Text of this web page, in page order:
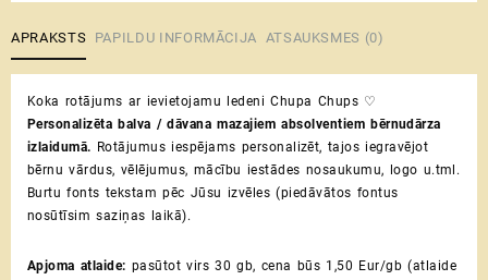
rotājums
ar
ledeni
Chupa
Chups
♡
Izlaiduma
dāvana
daudzums
APRAKSTS PAPILDU INFORMĀCIJA ATSAUKSMES (0)
Koka rotājums ar ievietojamu ledeni Chupa Chups ♡
Personalizēta balva / dāvana mazajiem absolventiem bērnudārza
izlaidumā. Rotājumus iespējams personalizēt, tajos iegravējot
bērnu vārdus, vēlējumus, mācību iestādes nosaukumu, logo u.tml.
Burtu fonts tekstam pēc Jūsu izvēles (piedāvātos fontus
nosūtīsim saziņas laikā).
Apjoma atlaide: pasūtot virs 30 gb, cena būs 1,50 Eur/gb (atlaide